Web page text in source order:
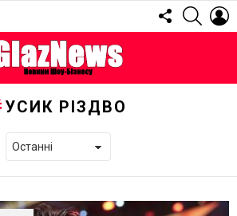
FOLLOW
US
УСИК РІЗДВО